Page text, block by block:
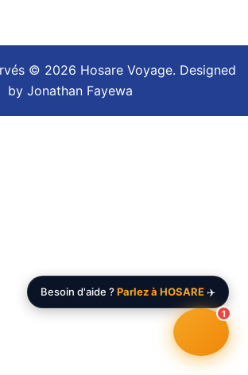
© 2026 Hosare Voyage. Designed
by Jonathan Fayewa
Besoin d'aide ?Parlez à HOSARE ✈️
1